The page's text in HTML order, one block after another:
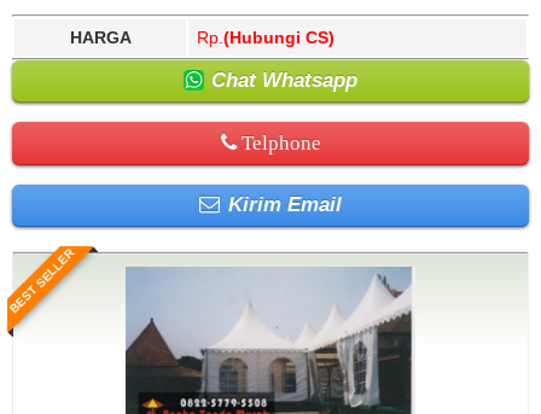
HARGA Rp. (Hubungi CS)
Chat Whatsapp
Telphone
Kirim Email
BEST SELLER